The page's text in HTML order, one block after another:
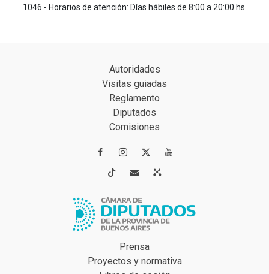
1046 - Horarios de atención: Días hábiles de 8:00 a 20:00 hs.
Autoridades
Visitas guiadas
Reglamento
Diputados
Comisiones
 
 
Prensa
Proyectos y normativa